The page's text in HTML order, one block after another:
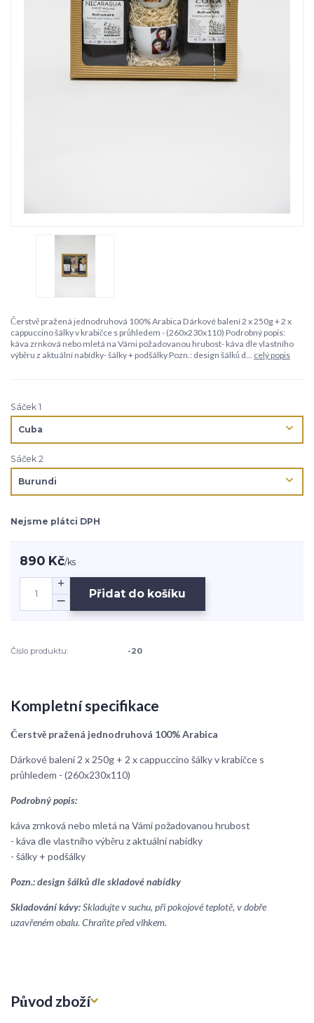
Čerstvě pražená jednodruhová 100% Arabica Dárkové balení 2 x 250g + 2 x
cappuccino šálky v krabičce s průhledem - (260x230x110) Podrobný popis:
káva zrnková nebo mletá na Vámi požadovanou hrubost- káva dle vlastního
výběru z aktuální nabídky- šálky + podšálky Pozn.: design šálků d... celý popis
Sáček 1
Sáček 2
Nejsme plátci DPH
890 Kč/ks
Přidat do košíku
Číslo produktu: -20
Kompletní specifikace
Čerstvě pražená jednodruhová 100% Arabica
Dárkové balení 2 x 250g + 2 x cappuccino šálky v krabičce s
průhledem - (260x230x110)
Podrobný popis:
káva zrnková nebo mletá na Vámi požadovanou hrubost
- káva dle vlastního výběru z aktuální nabídky
- šálky + podšálky
Pozn.: design šálků dle skladové nabídky
Skladování kávy:Skladujte v suchu, při pokojové teplotě, v dobře
uzavřeném obalu. Chraňte před vlhkem.
Původ zboží